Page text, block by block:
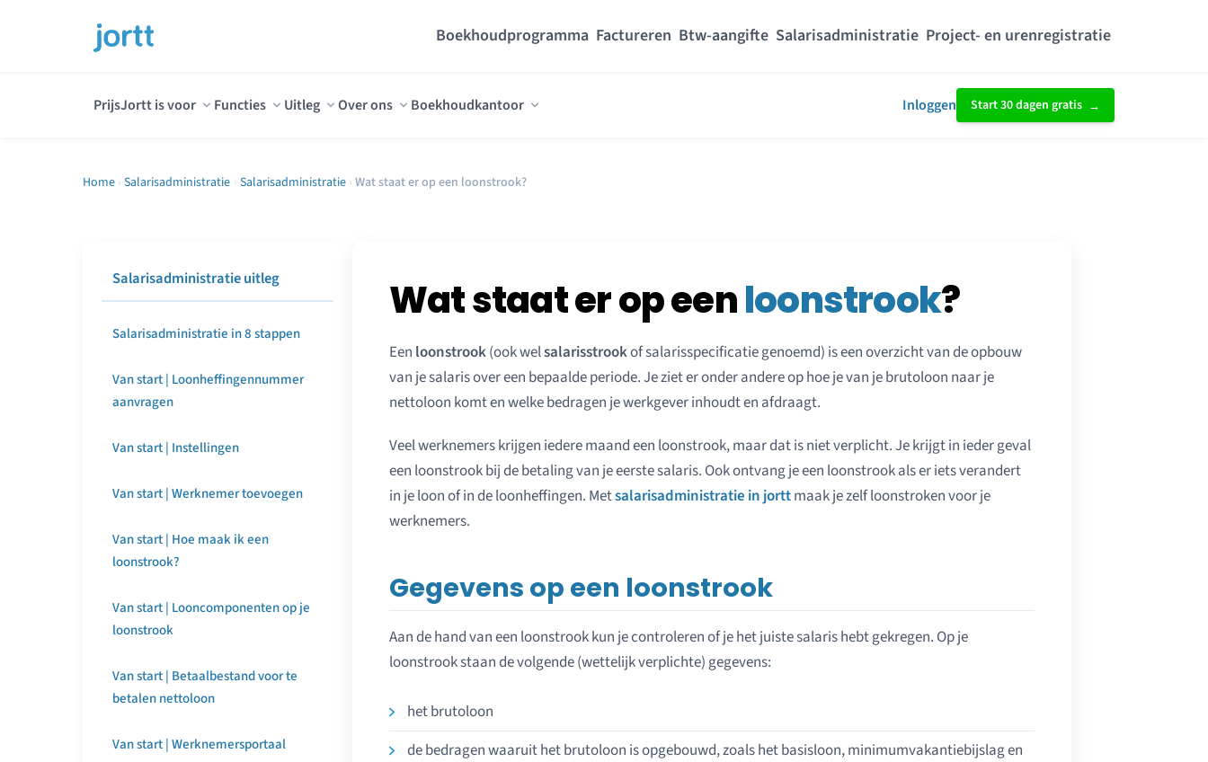
Boekhoudprogramma Factureren Btw-aangifte Salarisadministratie Project- en urenregistratie
PrijsJortt is voor Functies Uitleg Over ons Boekhoudkantoor Inloggen Start 30 dagen gratis
Home › Salarisadministratie › Salarisadministratie › Wat staat er op een loonstrook?
Salarisadministratie uitleg
Salarisadministratie in 8 stappen
Van start | Loonheffingennummer
aanvragen
Van start | Instellingen
Van start | Werknemer toevoegen
Van start | Hoe maak ik een
loonstrook?
Van start | Looncomponenten op je
loonstrook
Van start | Betaalbestand voor te
betalen nettoloon
Van start | Werknemersportaal
Wat staat er op eenloonstrook?
Een loonstrook(ook welsalarisstrookof salarisspecificatie genoemd) is een overzicht van de opbouw
van je salaris over een bepaalde periode. Je ziet er onder andere op hoe je van je brutoloon naar je
nettoloon komt en welke bedragen je werkgever inhoudt en afdraagt.
Veel werknemers krijgen iedere maand een loonstrook, maar dat is niet verplicht. Je krijgt in ieder geval
een loonstrook bij de betaling van je eerste salaris. Ook ontvang je een loonstrook als er iets verandert
in je loon of in de loonheffingen. Metsalarisadministratie in jorttmaak je zelf loonstroken voor je
werknemers.
Gegevens op een loonstrook
Aan de hand van een loonstrook kun je controleren of je het juiste salaris hebt gekregen. Op je
loonstrook staan de volgende (wettelijk verplichte) gegevens:
het brutoloon
de bedragen waaruit het brutoloon is opgebouwd, zoals het basisloon, minimumvakantiebijslag en